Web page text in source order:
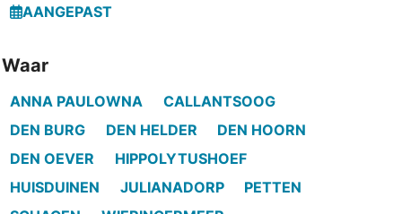
AANGEPAST
Waar
ANNA PAULOWNA
CALLANTSOOG
DEN BURG
DEN HELDER
DEN HOORN
DEN OEVER
HIPPOLYTUSHOEF
HUISDUINEN
JULIANADORP
PETTEN